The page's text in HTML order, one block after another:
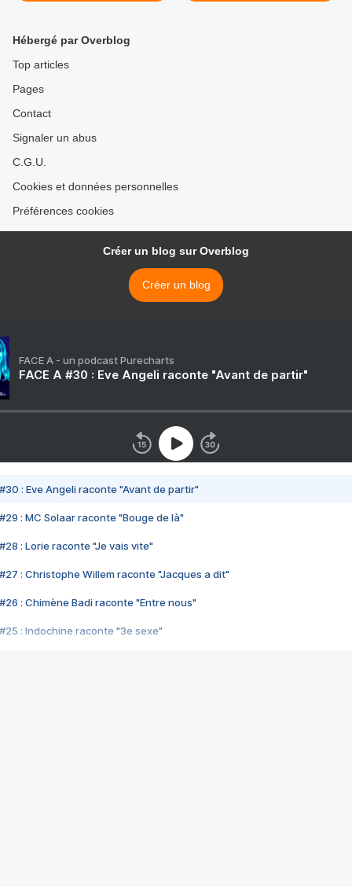
Hébergé par Overblog
Top articles
Pages
Contact
Signaler un abus
C.G.U.
Cookies et données personnelles
Préférences cookies
Créer un blog sur Overblog
Créer un blog
FACE A - un podcast Purecharts
FACE A #30 : Eve Angeli raconte "Avant de partir"
#30 : Eve Angeli raconte "Avant de partir"
#29 : MC Solaar raconte "Bouge de là"
#28 : Lorie raconte "Je vais vite"
#27 : Christophe Willem raconte "Jacques a dit"
#26 : Chimène Badi raconte "Entre nous"
#25 : Indochine raconte "3e sexe"